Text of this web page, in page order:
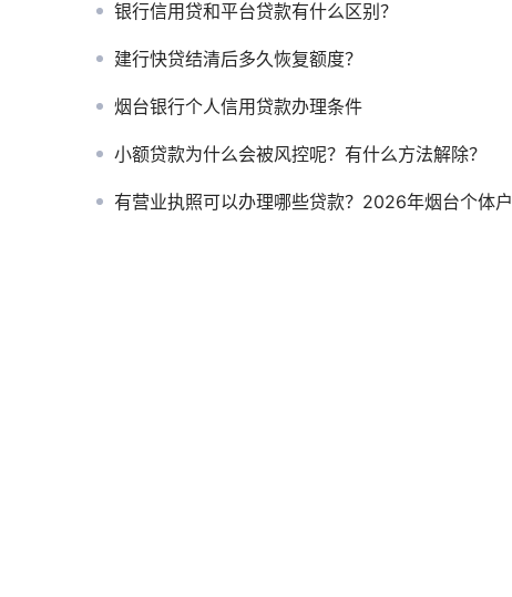
银行信用贷和平台贷款有什么区别？
建行快贷结清后多久恢复额度？
烟台银行个人信用贷款办理条件
小额贷款为什么会被风控呢？有什么方法解除？
有营业执照可以办理哪些贷款？2026年烟台个体户小微企业融资全攻略